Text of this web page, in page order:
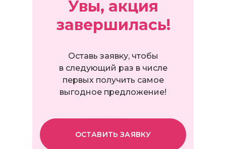
Увы, акция
завершилась!
Оставь заявку, чтобы
в следующий раз в числе
первых получить самое
выгодное предложение!
ОСТАВИТЬ ЗАЯВКУ